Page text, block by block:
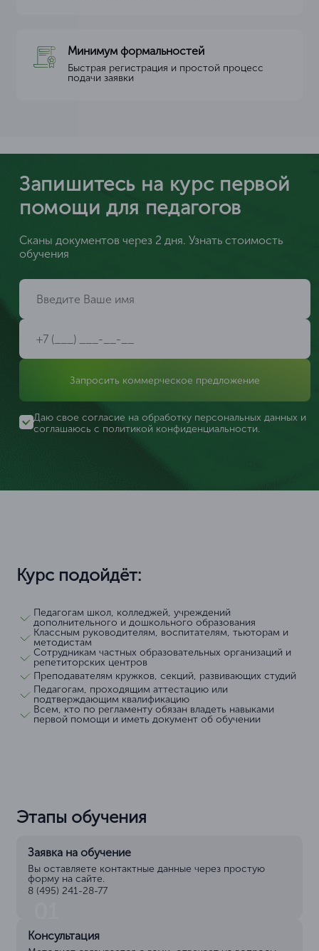
Минимум формальностей
Быстрая регистрация и простой процесс
подачи заявки
Запишитесь на курс первой
помощи для педагогов
Сканы документов через 2 дня. Узнать стоимость
обучения
Запросить коммерческое предложение
Даю свое согласие на обработку персональных данных и
соглашаюсь с политикой конфиденциальности.
Курс подойдёт:
Педагогам школ, колледжей, учреждений
дополнительного и дошкольного образования
Классным руководителям, воспитателям, тьюторам и
методистам
Сотрудникам частных образовательных организаций и
репетиторских центров
Преподавателям кружков, секций, развивающих студий
Педагогам, проходящим аттестацию или
подтверждающим квалификацию
Всем, кто по регламенту обязан владеть навыками
первой помощи и иметь документ об обучении
Этапы обучения
Заявка на обучение
Вы оставляете контактные данные через простую
форму на сайте.
8 (495) 241-28-77
Консультация